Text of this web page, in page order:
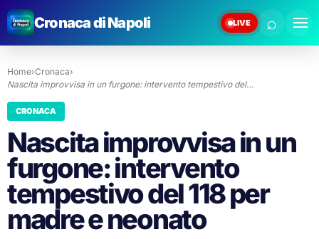
Cronaca di Napoli LIVE ⌕
Home›Cronaca›
Nascita improvvisa in un furgone: intervento tempestivo del…
CRONACA
Nascita improvvisa in un
furgone: intervento
tempestivo del 118 per
madre e neonato